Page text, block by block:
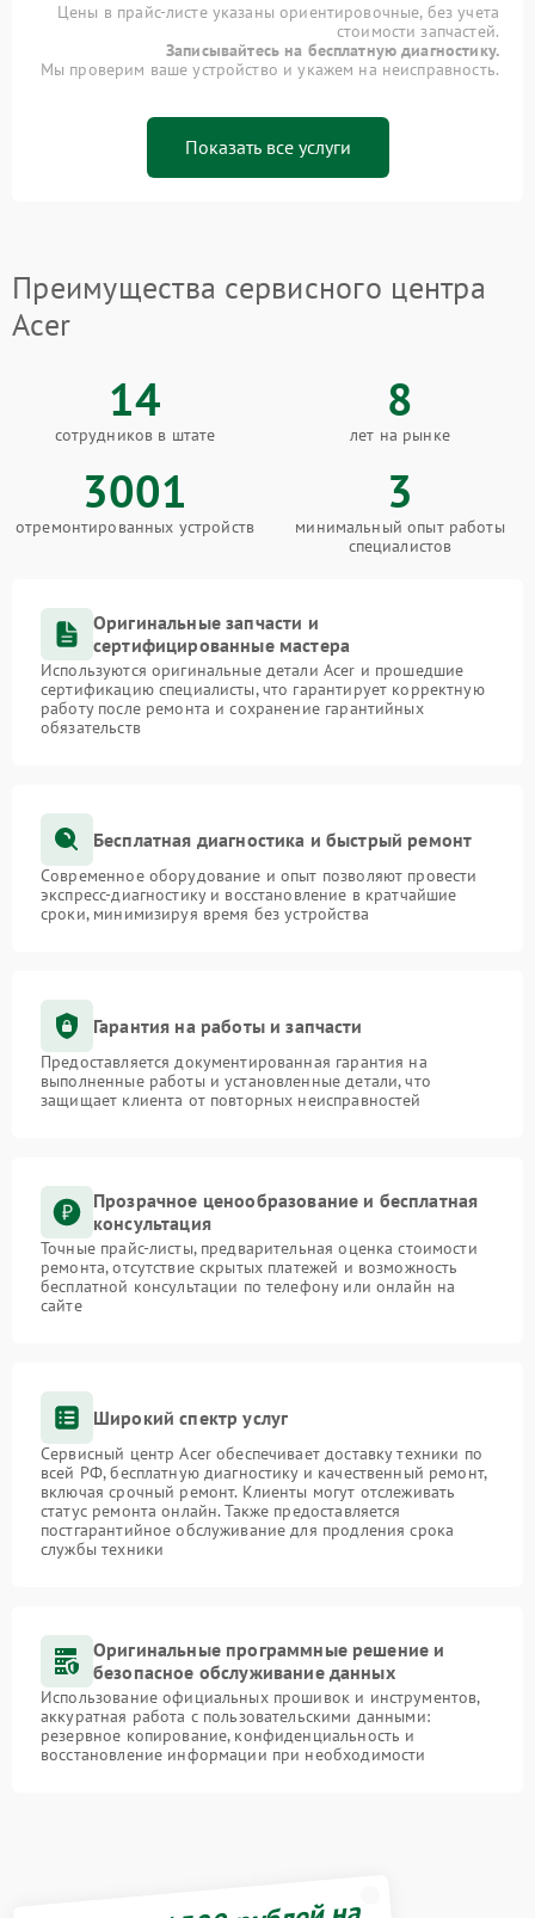
Цены в прайс-листе указаны ориентировочные, без учета
стоимости запчастей.
Записывайтесь на бесплатную диагностику.
Мы проверим ваше устройство и укажем на неисправность.
Показать все услуги
Преимущества сервисного центра
Acer
14
сотрудников в штате
8
лет на рынке
3001
отремонтированных устройств
3
минимальный опыт работы
специалистов
Оригинальные запчасти и
сертифицированные мастера
Используются оригинальные детали Acer и прошедшие
сертификацию специалисты, что гарантирует корректную
работу после ремонта и сохранение гарантийных
обязательств
Бесплатная диагностика и быстрый ремонт
Современное оборудование и опыт позволяют провести
экспресс-диагностику и восстановление в кратчайшие
сроки, минимизируя время без устройства
Гарантия на работы и запчасти
Предоставляется документированная гарантия на
выполненные работы и установленные детали, что
защищает клиента от повторных неисправностей
Прозрачное ценообразование и бесплатная
консультация
Точные прайс-листы, предварительная оценка стоимости
ремонта, отсутствие скрытых платежей и возможность
бесплатной консультации по телефону или онлайн на
сайте
Широкий спектр услуг
Сервисный центр Acer обеспечивает доставку техники по
всей РФ, бесплатную диагностику и качественный ремонт,
включая срочный ремонт. Клиенты могут отслеживать
статус ремонта онлайн. Также предоставляется
постгарантийное обслуживание для продления срока
службы техники
Оригинальные программные решение и
безопасное обслуживание данных
Использование официальных прошивок и инструментов,
аккуратная работа с пользовательскими данными:
резервное копирование, конфиденциальность и
восстановление информации при необходимости